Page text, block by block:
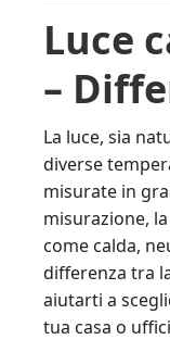
Luce
–
La luce, sia
diverse
misurate in
misurazione,
come calda,
differenza tra
aiutarti a
tua casa o